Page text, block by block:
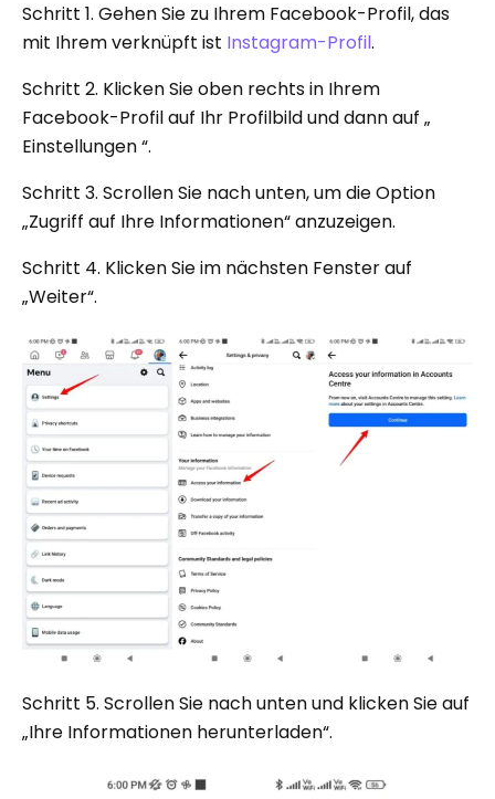
Schritt 1. Gehen Sie zu Ihrem Facebook-Profil, das
mit Ihrem verknüpft ist Instagram-Profil.
Schritt 2. Klicken Sie oben rechts in Ihrem
Facebook-Profil auf Ihr Profilbild und dann auf „
Einstellungen “.
Schritt 3. Scrollen Sie nach unten, um die Option
„Zugriff auf Ihre Informationen“ anzuzeigen.
Schritt 4. Klicken Sie im nächsten Fenster auf
„Weiter“.
Schritt 5. Scrollen Sie nach unten und klicken Sie auf
„Ihre Informationen herunterladen“.